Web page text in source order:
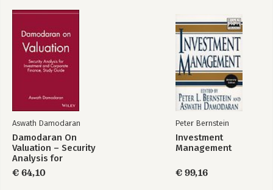
Aswath Damodaran
Damodaran On
Valuation – Security
Analysis for
Investment &
Corporate Finance
€ 64,10
Peter Bernstein
Investment
Management
€ 99,16